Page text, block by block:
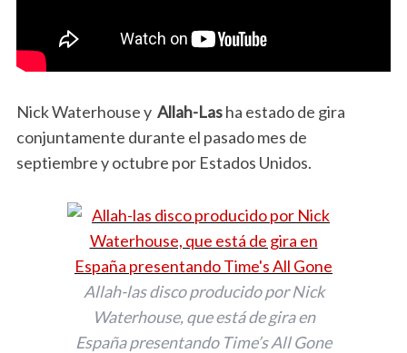
Nick Waterhouse y Allah-Lasha estado de gira
conjuntamente durante el pasado mes de
septiembre y octubre por Estados Unidos.
Allah-las disco producido por Nick
Waterhouse, que está de gira en
España presentando Time’s All Gone